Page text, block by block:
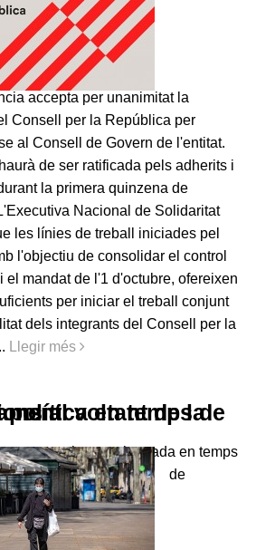
accepta per unanimitat la
Consell per la República per
al Consell de Govern de l'entitat.
de ser ratificada pels adherits i
la primera quinzena de
Nacional de Solidaritat
les línies de treball iniciades pel
l'objectiu de consolidar el control
el mandat de l'1 d'octubre, ofereixen
per iniciar el treball conjunt
dels integrants del Consell per la
Llegir més
en temps de confinament
una calorosa abraçada en temps
de